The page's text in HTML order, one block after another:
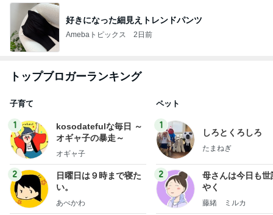
好きになった細見えトレンドパンツ
Amebaトピックス 2日前
トップブロガーランキング
子育て
1
kosodatefulな毎日 ～
オギャ子の暴走～
オギャ子
2
日曜日は９時まで寝た
い。
あべかわ
ペット
1
しろとくろしろ
たまねぎ
2
母さんは今日も世
やく
藤緒 ミルカ